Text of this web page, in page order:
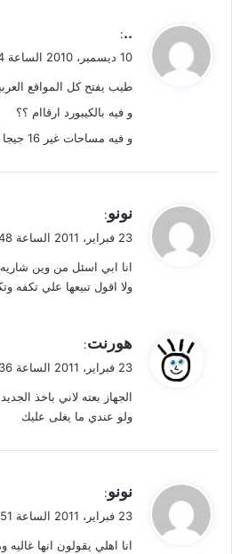
ق
ل
..
:
10 ديسمبر، 2010 الساعة 2:04 م
طيب يفتح كل المواقع
و فيه بالكيبورد ارقاام ؟؟
و فيه مساحات غير 16 جيجا لاني احسهاا صغيره ؟؟
ي
ق
ل
نونو:
23 فبراير، 2011 الساعة 3:48 ص
انا ابي اسئل من وين شاريه
ولا اقول تبيعها علي تكفه
ي
ق
ل
هورنت:
23 فبراير، 2011 الساعة 8:36 ص
الجهاز بعته لاني باخذ الجديد
ولو عندي ما يغلى عليك
ي
ق
ل
نونو:
23 فبراير، 2011 الساعة 3:51 ص
انا اهلي يقولون انها غاليه